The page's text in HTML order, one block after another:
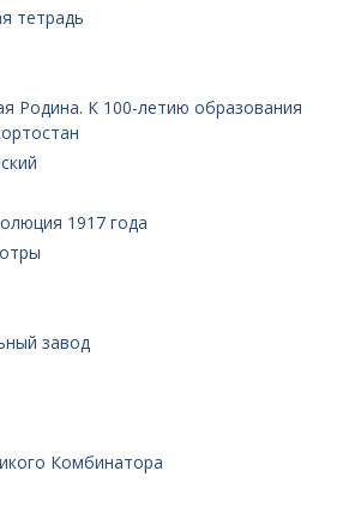
тетрадь
Родина. К 100-летию образования
1917 года
завод
Комбинатора